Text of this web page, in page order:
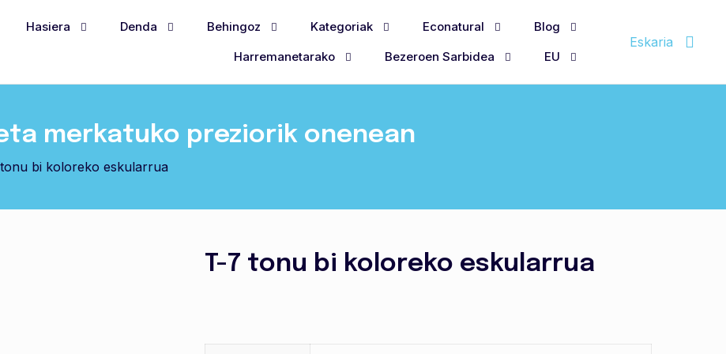
Hasiera Denda Behingoz Kategoriak Econatural
Blog
Harremanetarako
Bezeroen Sarbidea EU
Eskaria
merkatuko preziorik onenean
bi koloreko eskularrua
T-7 tonu bi koloreko eskularrua